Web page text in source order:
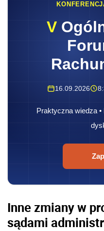
V
16.09.2026
Praktyczna wiedza •
Inne zmiany w
sądami